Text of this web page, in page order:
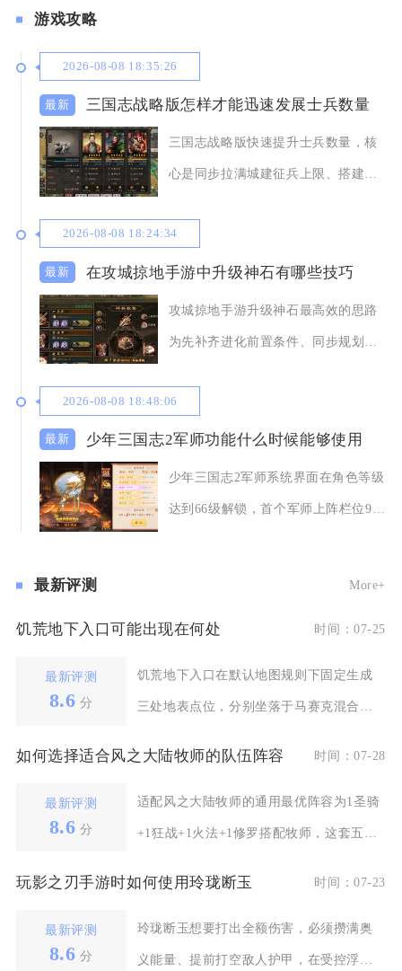
游戏攻略
2026-08-08 18:35:26
三国志战略版怎样才能迅速发展士兵数量
三国志战略版快速提升士兵数量，核
心是同步拉满城建征兵上限、搭建多
2026-08-08 18:24:34
在攻城掠地手游中升级神石有哪些技巧
攻城掠地手游升级神石最高效的思路
为先补齐进化前置条件、同步规划晶
2026-08-08 18:48:06
少年三国志2军师功能什么时候能够使用
少年三国志2军师系统界面在角色等级
达到66级解锁，首个军师上阵栏位90
最新评测 More+
饥荒地下入口可能出现在何处 时间：07-25
最新评测
8.6 分
饥荒地下入口在默认地图规则下固定生成
三处地表点位，分别坐落于马赛克混合地
如何选择适合风之大陆牧师的队伍阵容 时间：07-28
最新评测
8.6 分
适配风之大陆牧师的通用最优阵容为1圣骑
+1狂战+1火法+1修罗搭配牧师，这套五人
玩影之刃手游时如何使用玲珑断玉 时间：07-23
最新评测
8.6 分
玲珑断玉想要打出全额伤害，必须攒满奥
义能量、提前打空敌人护甲，在受控浮空